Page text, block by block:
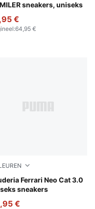
sneakers, uniseks
Black-PUMA White-
€
:64,95 €
Ferrari Neo Cat 3.0
sneakers
Black-Puma Aged
€